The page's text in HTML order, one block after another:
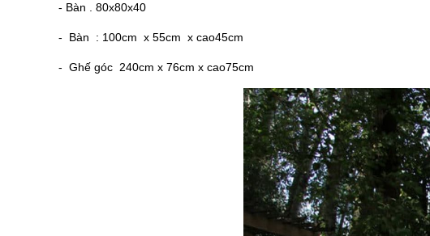
- Bàn . 80x80x40
- Bàn : 100cm x 55cm x cao45cm
- Ghế góc 240cm x 76cm x cao75cm